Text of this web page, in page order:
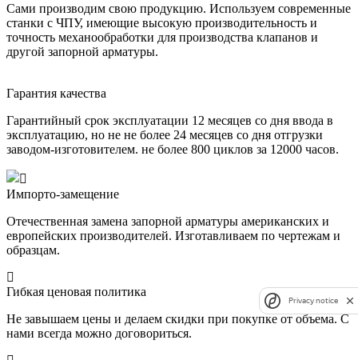
Сами производим свою продукцию. Используем современные
станки с ЧПУ, имеющие высокую производительность и
точность механообработки для производства клапанов и
другой запорной арматуры.
Гарантия качества
Гарантийный срок эксплуатации 12 месяцев со дня ввода в
эксплуатацию, но не не более 24 месяцев со дня отгрузки
заводом-изготовителем. не более 800 циклов за 12000 часов.
Импорто-замещение
Отечественная замена запорной арматуры американских и
европейских производителей. Изготавливаем по чертежам и
образцам.
Гибкая ценовая политика
Не завышаем цены и делаем скидки при покупке от объема. С
нами всегда можно договориться.
Privacy notice